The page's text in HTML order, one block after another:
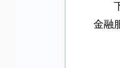
金融